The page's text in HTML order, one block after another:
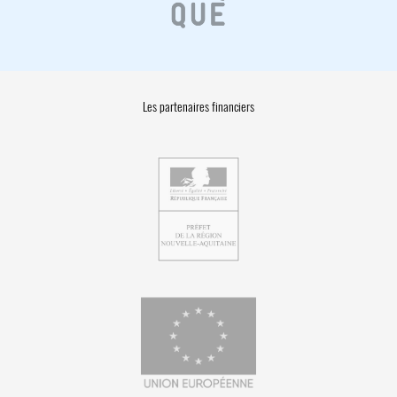
Les partenaires financiers